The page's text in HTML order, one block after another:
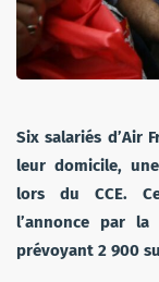
Six salariés d’Air
leur domicile,
lors du CCE.
l’annonce par
prévoyant 2 900